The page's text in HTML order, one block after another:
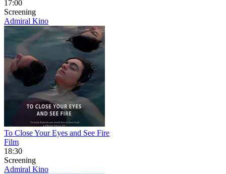
17:00
Screening
Admiral Kino
To Close Your Eyes and See Fire
Film
18:30
Screening
Admiral Kino